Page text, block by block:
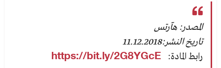
المصدر: هآرتس
تاريخ النشر:11.12.2018
رابط المادة:
https://bit.ly/2G8YGcE